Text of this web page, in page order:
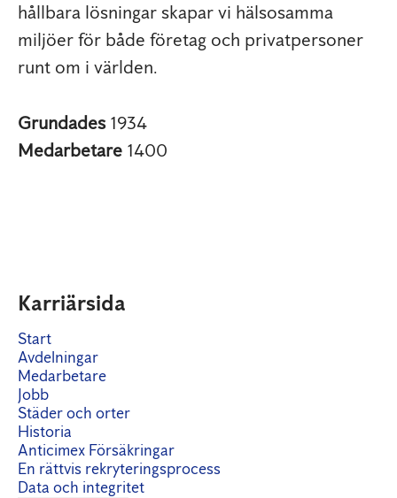
hållbara lösningar skapar vi hälsosamma
miljöer för både företag och privatpersoner
runt om i världen.
Grundades 1934
Medarbetare 1400
Karriärsida
Start
Avdelningar
Medarbetare
Jobb
Städer och orter
Historia
Anticimex Försäkringar
En rättvis rekryteringsprocess
Data och integritet